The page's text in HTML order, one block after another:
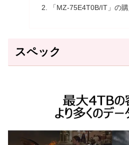
「MZ-75E4T0B/IT」の
スペック